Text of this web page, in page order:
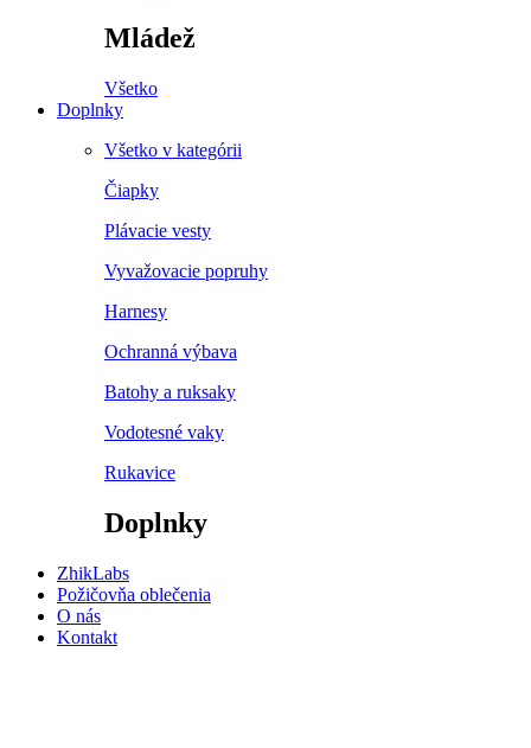
Mládež
Všetko
Doplnky
Všetko v kategórii
Čiapky
Plávacie vesty
Vyvažovacie popruhy
Harnesy
Ochranná výbava
Batohy a ruksaky
Vodotesné vaky
Rukavice
Doplnky
ZhikLabs
Požičovňa oblečenia
O nás
Kontakt